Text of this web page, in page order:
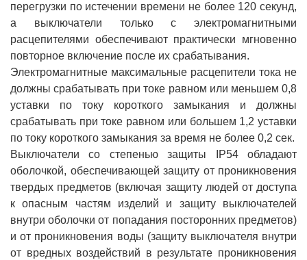
перегрузки по истечении времени не более 120 секунд,
а выключатели только с электромагнитными
расцепителями обеспечивают практически мгновенно
повторное включение после их срабатывания.
Электромагнитные максимальные расцепители тока не
должны срабатывать при токе равном или меньшем 0,8
уставки по току короткого замыкания и должны
срабатывать при токе равном или большем 1,2 уставки
по току короткого замыкания за время не более 0,2 сек.
Выключатели со степенью защиты IP54 обладают
оболочкой, обеспечивающей защиту от проникновения
твердых предметов (включая защиту людей от доступа
к опасным частям изделий и защиту выключателей
внутри оболочки от попадания посторонних предметов)
и от проникновения воды (защиту выключателя внутри
от вредных воздействий в результате проникновения